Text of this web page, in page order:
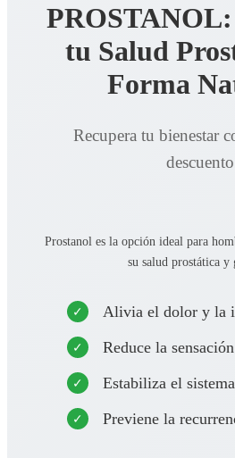
tu Salud
Forma
Recupera tu bienestar
descuento
Prostanol es la opción ideal para
su salud prostática y
Alivia el dolor y la
Reduce la
Estabiliza el
Previene la